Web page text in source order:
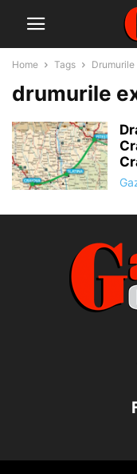
Home Tags Drumurile
drumurile